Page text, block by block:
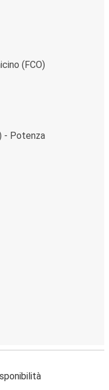
(FCO)
- Potenza